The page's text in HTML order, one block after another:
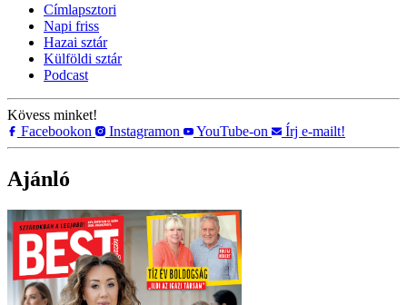
Címlapsztori
Napi friss
Hazai sztár
Külföldi sztár
Podcast
Kövess minket!
Facebookon
Instagramon YouTube-on Írj e-mailt!
Ajánló